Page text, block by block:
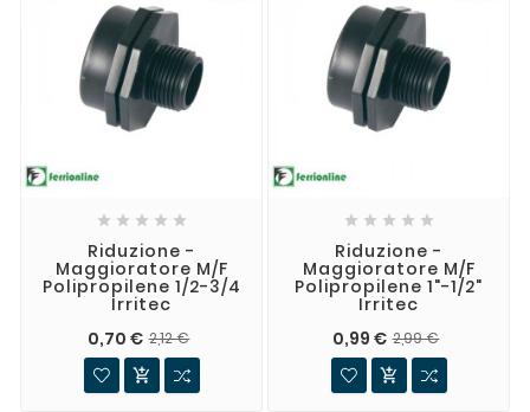
    
Riduzione -
Maggioratore M/F
Polipropilene 1/2-3/4
Irritec
0,70 € 2,12 €

    
Riduzione -
Maggioratore M/F
Polipropilene 1"-1/2"
Irritec
0,99 € 2,99 €
